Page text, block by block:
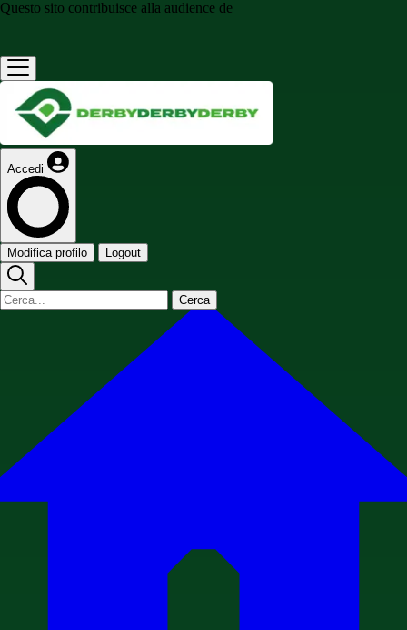
Questo sito contribuisce alla audience de
Accedi
Modifica profilo Logout
Cerca